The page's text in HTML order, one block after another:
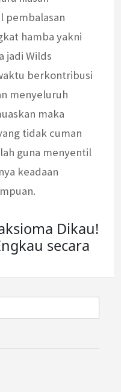
pembalasan
hamba yakni
jadi Wilds
berkontribusi
menyeluruh
maka
tidak cuman
guna menyentil
keadaan
Dikau!
secara